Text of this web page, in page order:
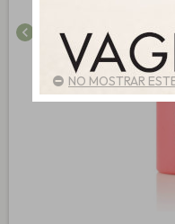
chevron_left
NO MOSTRAR